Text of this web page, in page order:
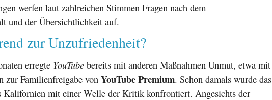
werfen laut zahlreichen Stimmen Fragen nach dem
und der Übersichtlichkeit auf.
zur Unzufriedenheit?
erregte YouTube bereits mit anderen Maßnahmen Unmut, etwa mit
zur Familienfreigabe von YouTube Premium. Schon damals wurde das
Kalifornien mit einer Welle der Kritik konfrontiert. Angesichts der